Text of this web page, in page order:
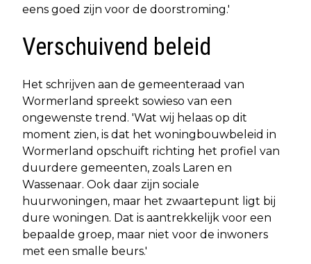
eens goed zijn voor de doorstroming.'
Verschuivend beleid
Het schrijven aan de gemeenteraad van
Wormerland spreekt sowieso van een
ongewenste trend. 'Wat wij helaas op dit
moment zien, is dat het woningbouwbeleid in
Wormerland opschuift richting het profiel van
duurdere gemeenten, zoals Laren en
Wassenaar. Ook daar zijn sociale
huurwoningen, maar het zwaartepunt ligt bij
dure woningen. Dat is aantrekkelijk voor een
bepaalde groep, maar niet voor de inwoners
met een smalle beurs.'